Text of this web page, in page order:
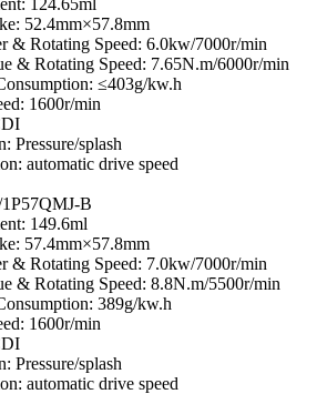
124.65ml
52.4mm×57.8mm
& Rotating Speed: 6.0kw/7000r/min
& Rotating Speed: 7.65N.m/6000r/min
≤403g/kw.h
1600r/min
Pressure/splash
automatic drive speed
B
149.6ml
57.4mm×57.8mm
& Rotating Speed: 7.0kw/7000r/min
& Rotating Speed: 8.8N.m/5500r/min
389g/kw.h
1600r/min
Pressure/splash
automatic drive speed